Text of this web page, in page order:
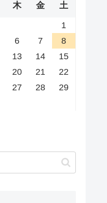
木 金 土
1
6 7
8
13 14
15
20 21
22
27 28
29